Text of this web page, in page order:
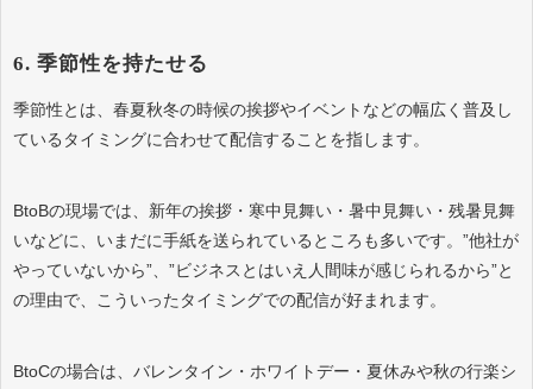
6. 季節性を持たせる
季節性とは、春夏秋冬の時候の挨拶やイベントなどの幅広く普及し
ているタイミングに合わせて配信することを指します。
BtoBの現場では、新年の挨拶・寒中見舞い・暑中見舞い・残暑見舞
いなどに、いまだに手紙を送られているところも多いです。”他社が
やっていないから”、”ビジネスとはいえ人間味が感じられるから”と
の理由で、こういったタイミングでの配信が好まれます。
BtoCの場合は、バレンタイン・ホワイトデー・夏休みや秋の行楽シ